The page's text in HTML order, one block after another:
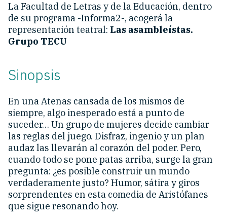
La Facultad de Letras y de la Educación, dentro
de su programa -Informa2-, acogerá la
representación teatral: Las asambleístas.
Grupo TECU
Sinopsis
En una Atenas cansada de los mismos de
siempre, algo inesperado está a punto de
suceder… Un grupo de mujeres decide cambiar
las reglas del juego. Disfraz, ingenio y un plan
audaz las llevarán al corazón del poder. Pero,
cuando todo se pone patas arriba, surge la gran
pregunta: ¿es posible construir un mundo
verdaderamente justo? Humor, sátira y giros
sorprendentes en esta comedia de Aristófanes
que sigue resonando hoy.